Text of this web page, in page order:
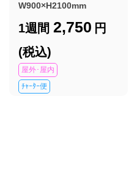
W900×H2100mm
1週間 2,750 円
(税込)
屋外･屋内
ﾁｬｰﾀｰ便